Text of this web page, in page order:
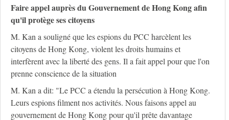
Faire appel auprès du Gouvernement de Hong Kong afin
qu'il protège ses citoyens
M. Kan a souligné que les espions du PCC harcèlent les
citoyens de Hong Kong, violent les droits humains et
interfèrent avec la liberté des gens. Il a fait appel pour que l'on
prenne conscience de la situation
M. Kan a dit: "Le PCC a étendu la persécution à Hong Kong.
Leurs espions filment nos activités. Nous faisons appel au
gouvernement de Hong Kong pour qu'il prête davantage